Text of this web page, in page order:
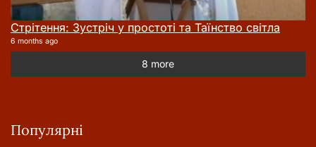
Стрітення: Зустріч у простоті та Таїнство світла
6 months ago
8 more
Популярні